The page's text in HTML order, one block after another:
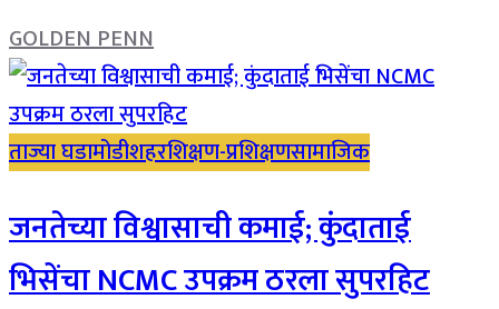
GOLDEN PENN
ताज्या घडामोडीशहरशिक्षण-प्रशिक्षणसामाजिक
जनतेच्या विश्वासाची कमाई; कुंदाताई
भिसेंचा NCMC उपक्रम ठरला सुपरहिट